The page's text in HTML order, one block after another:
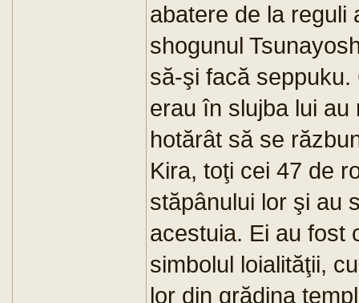
abatere de la reguli
shogunul
să-şi facă
erau în slujba lui
hotărât să se
Kira, toţi cei 47 de
stăpânului lor şi au
acestuia. Ei au fost
simbolul loialităţii,
lor din grădina